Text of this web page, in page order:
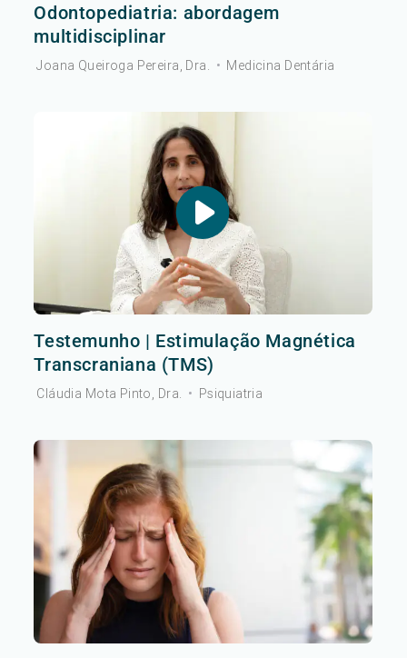
Odontopediatria: abordagem
multidisciplinar
Joana Queiroga Pereira, Dra. • Medicina Dentária
Testemunho | Estimulação Magnética
Transcraniana (TMS)
Cláudia Mota Pinto, Dra. • Psiquiatria